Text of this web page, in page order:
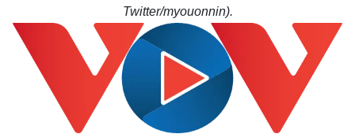
Twitter/myouonnin).